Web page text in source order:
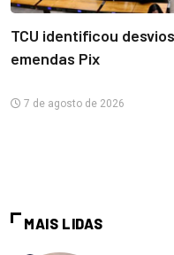
TCU identificou
emendas Pix
7 de agosto de 2026
MAIS LIDAS